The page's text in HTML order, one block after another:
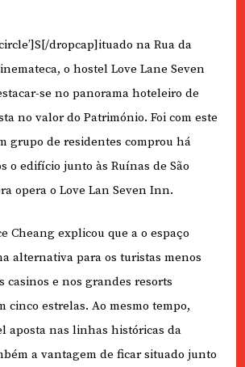
dropcap]ituado na Rua da
o hostel Love Lane Seven
se no panorama hoteleiro de
no valor do Património. Foi com este
grupo de residentes comprou há
o edifício junto às Ruínas de São
opera o Love Lan Seven Inn.
Cheang explicou que a o espaço
alternativa para os turistas menos
casinos e nos grandes resorts
cinco estrelas. Ao mesmo tempo,
aposta nas linhas históricas da
a vantagem de ficar situado junto